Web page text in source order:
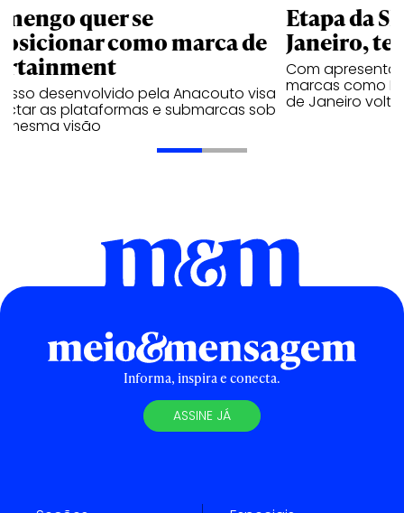
quer se
como marca de
desenvolvido pela Anacouto visa
as plataformas e submarcas sob
mesma visão
Etapa da
Janeiro,
Com
marcas como
de Janeiro
Informa, inspira e conecta.
ASSINE JÁ